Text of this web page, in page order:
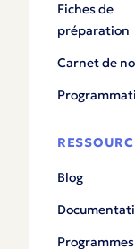
Fiches de
préparation
Carnet de
Blog
Programmes